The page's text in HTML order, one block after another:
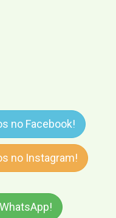
no Facebook!
no Instagram!